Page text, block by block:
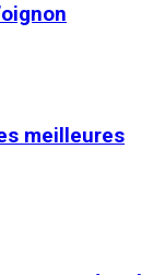
meilleures